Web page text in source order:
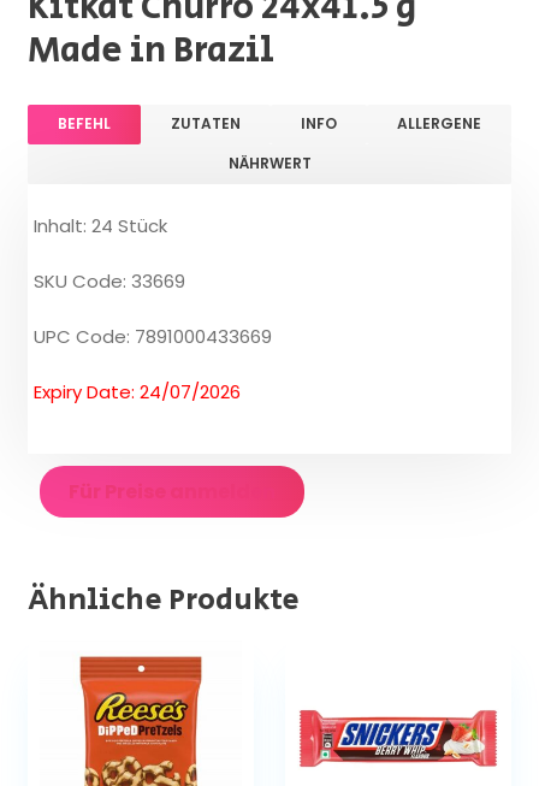
Made in Brazil
BEFEHL ZUTATEN INFO
ALLERGENE
NÄHRWERT
Inhalt: 24 Stück
SKU Code: 33669
UPC Code: 7891000433669
Expiry Date: 24/07/2026
Für Preise anmelden
Ähnliche Produkte